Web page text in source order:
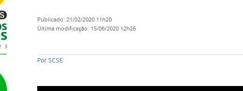
publicado:21/02/2020 11h20
última modificação: 15/06/2020 12h26
PorSCSE